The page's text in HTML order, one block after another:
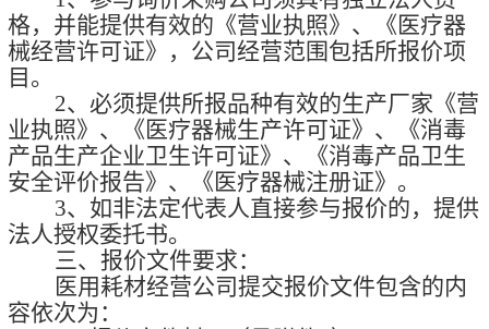
格，并能提供有效的《营业执照》、《医疗器
械经营许可证》，公司经营范围包括所报价项
目 。
2、必须提供所报品种有效的生产厂家《营
业执照》、《医疗器械生产许可证》、
《消毒
产品生产企业卫生许可证》、《消毒产品卫生
安全评价报告》、
《医疗器械注册证》 。
3、如非法定代表人直接参与报价的，提供
法人授权委托书。
三、报价文件要求：
医用耗材经营公司提交报价文件包含的内
容依次为：